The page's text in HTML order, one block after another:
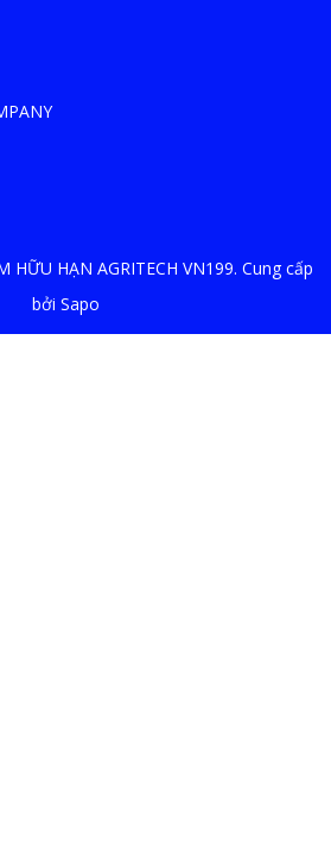
HỮU HẠN AGRITECH VN199. Cung cấp
bởi Sapo